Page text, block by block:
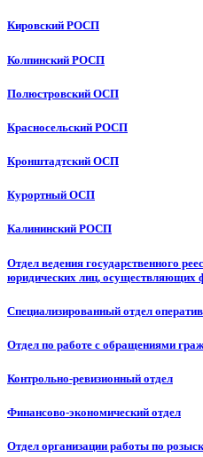
Кировский РОСП
Колпинский РОСП
Полюстровский ОСП
Красносельский РОСП
Кронштадтский ОСП
Курортный ОСП
Калининский РОСП
Отдел ведения государственного
юридических лиц, осуществляющих
Специализированный отдел
Отдел по работе с обращениями
Контрольно-ревизионный отдел
Финансово-экономический отдел
Отдел организации работы по